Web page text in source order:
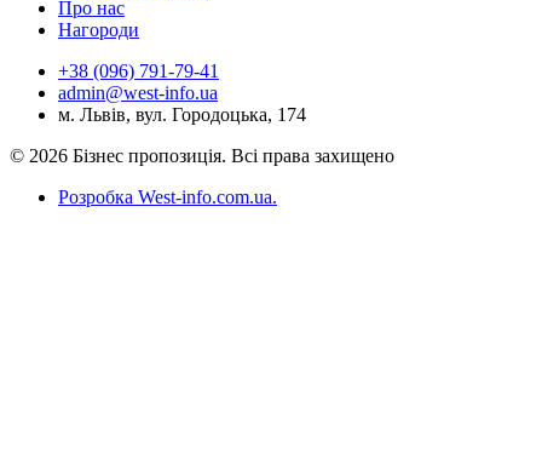
Про нас
Нагороди
+38 (096) 791-79-41
admin@west-info.ua
м. Львів, вул. Городоцька, 174
© 2026 Бізнес пропозиція. Всі права захищено
Розробка West-info.com.ua.